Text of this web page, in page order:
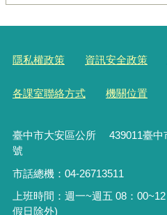
隱私權政策 資訊安全政策
各課室聯絡方式 機關位置
臺中市大安區公所 439011臺中
號
市話總機：04-26713511
上班時間：週一~週五 08：
假日除外)